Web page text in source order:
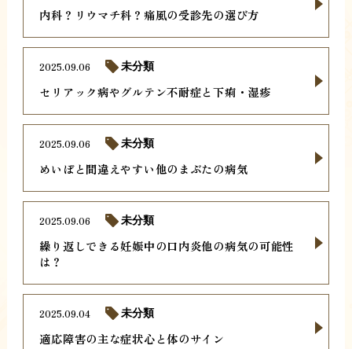
内科？リウマチ科？痛風の受診先の選び方
セリアック病やグルテン不耐症と下痢・湿疹
2025.09.06 未分類
めいぼと間違えやすい他のまぶたの病気
2025.09.06 未分類
繰り返しできる妊娠中の口内炎他の病気の可能性
は？
2025.09.06 未分類
適応障害の主な症状心と体のサイン
2025.09.04 未分類